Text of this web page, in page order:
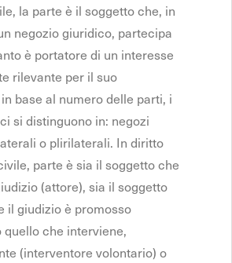
la parte è il soggetto che, in
negozio giuridico, partecipa
è portatore di un interesse
rilevante per il suo
base al numero delle parti, i
si distinguono in: negozi
o plirilaterali. In diritto
parte è sia il soggetto che
(attore), sia il soggetto
il giudizio è promosso
quello che interviene,
(interventore volontario) o